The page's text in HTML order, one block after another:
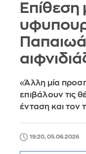
Επίθεση
«Άλλη μία
επιβάλουν τις
ένταση και
19:20, 05.06.2026